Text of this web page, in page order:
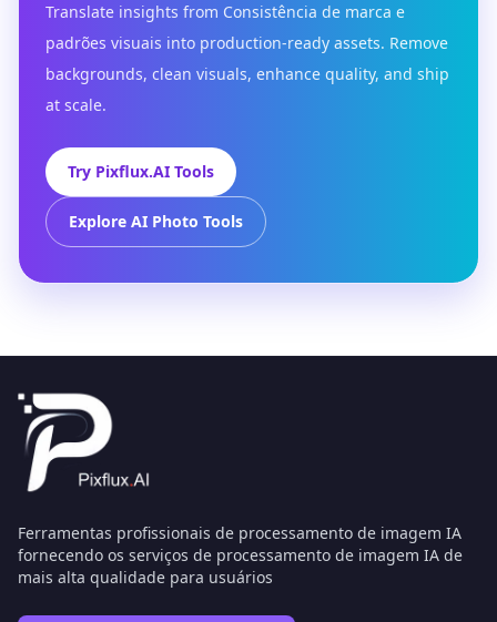
Translate insights from Consistência de marca e
padrões visuais into production-ready assets. Remove
backgrounds, clean visuals, enhance quality, and ship
at scale.
Try Pixflux.AI Tools
Explore AI Photo Tools
Ferramentas profissionais de processamento de imagem IA
fornecendo os serviços de processamento de imagem IA de
mais alta qualidade para usuários